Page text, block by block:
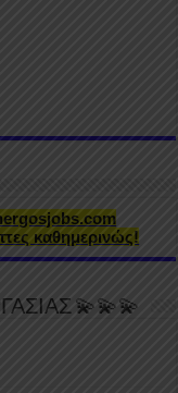
καθημερινώς!
💫💫💫